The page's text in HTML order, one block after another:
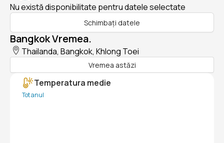
Nu există disponibilitate pentru datele selectate
Schimbați datele
Bangkok Vremea.
Thailanda, Bangkok, Khlong Toei
Vremea astăzi
Temperatura medie
Tot anul